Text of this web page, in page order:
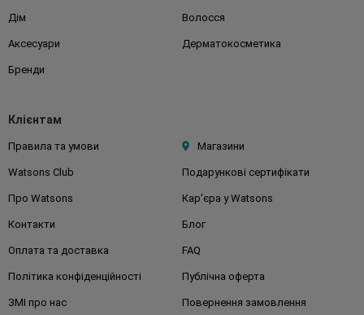
Дім Волосся
Аксесуари Дерматокосметика
Бренди
Клієнтам
Правила та умови Магазини
Watsons Club Подарункові сертифікати
Про Watsons Кар'єра у Watsons
Контакти Блог
Оплата та доставка FAQ
Політика конфіденційності Публічна оферта
ЗМІ про нас Повернення замовлення